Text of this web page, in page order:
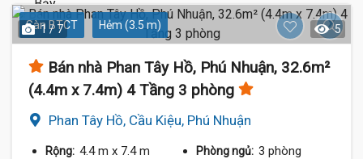
Sàn BTCT Hẻm (3.5 m)
1 / 7 5
Bán nhà Phan Tây Hồ, Phú Nhuận, 32.6m²
(4.4m x 7.4m) 4 Tầng 3 phòng
Phan Tây Hồ, Cầu Kiệu, Phú Nhuận
Rộng: 4.4 m x 7.4 m Phòng ngủ: 3 phòng